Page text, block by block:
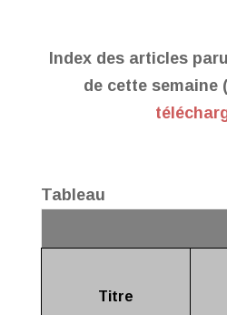
Index des articles
de cette semaine (
Tableau
Titre